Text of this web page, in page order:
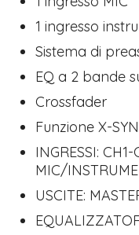
1 ingresso
Sistema di
EQ a 2 bande
Crossfader
Funzione X-
INGRESSI:
MIC/
USCITE: